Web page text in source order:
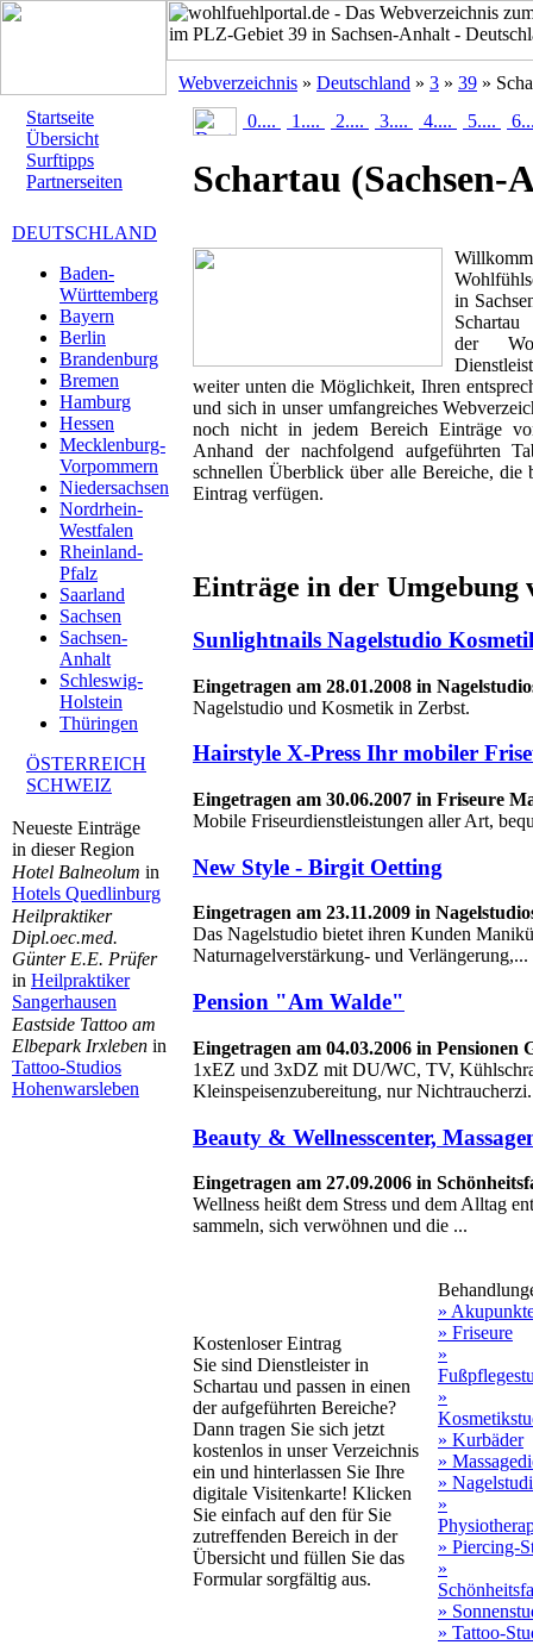
Webverzeichnis » Deutschland » 3 » 39 »
Startseite
Übersicht
Surftipps
Partnerseiten
DEUTSCHLAND
Baden-
Württemberg
Bayern
Berlin
Brandenburg
Bremen
Hamburg
Hessen
Mecklenburg-
Vorpommern
Niedersachsen
Nordrhein-
Westfalen
Rheinland-
Pfalz
Saarland
Sachsen
Sachsen-
Anhalt
Schleswig-
Holstein
Thüringen
ÖSTERREICH
SCHWEIZ
Neueste Einträge
in dieser Region
Hotel Balneolum in
Hotels Quedlinburg
Heilpraktiker
Dipl.oec.med.
Günter E.E. Prüfer
in Heilpraktiker
Sangerhausen
Eastside Tattoo am
Elbepark Irxleben in
Tattoo-Studios
Hohenwarsleben
0.... 1.... 2.... 3.... 4.... 5....
Schartau (Sachsen-
in
Schartau
der
weiter unten die Möglichkeit, Ihren
und sich in unser umfangreiches
noch nicht in jedem Bereich Einträge
Anhand der nachfolgend aufgeführten
schnellen Überblick über alle Bereiche, die
Eintrag verfügen.
Einträge in der Umgebung
Sunlightnails Nagelstudio
Eingetragen am 28.01.2008 in
Nagelstudio und Kosmetik in Zerbst.
Hairstyle X-Press Ihr mobiler
Eingetragen am 30.06.2007 in Friseure
Mobile Friseurdienstleistungen aller Art,
New Style - Birgit Oetting
Eingetragen am 23.11.2009 in
Das Nagelstudio bietet ihren Kunden
Naturnagelverstärkung- und Verlängerung,...
Pension "Am Walde"
Eingetragen am 04.03.2006 in Pensionen
1xEZ und 3xDZ mit DU/WC, TV,
Kleinspeisenzubereitung, nur
Beauty & Wellnesscenter,
Eingetragen am 27.09.2006 in
Wellness heißt dem Stress und dem Alltag
sammeln, sich verwöhnen und die ...
Kostenloser Eintrag
Sie sind Dienstleister in
Schartau und passen in einen
der aufgeführten Bereiche?
Dann tragen Sie sich jetzt
kostenlos in unser Verzeichnis
ein und hinterlassen Sie Ihre
digitale Visitenkarte! Klicken
Sie einfach auf den für Sie
zutreffenden Bereich in der
Übersicht und füllen Sie das
Formular sorgfältig aus.
»
» Friseure
»
»
» Kurbäder
»
»
»
» Piercing-
»
»
» Tattoo-